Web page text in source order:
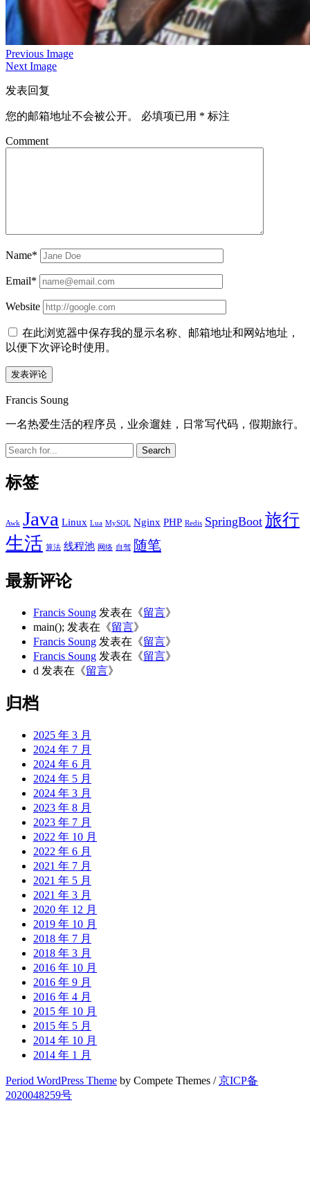
Previous Image
Next Image
发表回复
您的邮箱地址不会被公开。 必填项已用 * 标注
Comment
Name*
Email*
Website
在此浏览器中保存我的显示名称、邮箱地址和网站地址，
以便下次评论时使用。
Sidebar
Francis Soung
一名热爱生活的程序员，业余遛娃，日常写代码，假期旅行。
Search
标签
Awk Java Linux Lua MySQL Nginx PHP Redis SpringBoot 旅行
生活 算法 线程池 网络 自驾 随笔
最新评论
Francis Soung 发表在《留言》
main(); 发表在《留言》
Francis Soung 发表在《留言》
Francis Soung 发表在《留言》
d 发表在《留言》
归档
2025 年 3 月
2024 年 7 月
2024 年 6 月
2024 年 5 月
2024 年 3 月
2023 年 8 月
2023 年 7 月
2022 年 10 月
2022 年 6 月
2021 年 7 月
2021 年 5 月
2021 年 3 月
2020 年 12 月
2019 年 10 月
2018 年 7 月
2018 年 3 月
2016 年 10 月
2016 年 9 月
2016 年 4 月
2015 年 10 月
2015 年 5 月
2014 年 10 月
2014 年 1 月
Period WordPress Theme by Compete Themes /京ICP备
2020048259号